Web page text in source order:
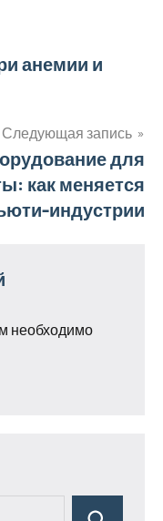
анемии и
Следующая запись
для
как меняется
индустрии
необходимо